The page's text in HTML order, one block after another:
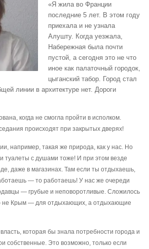
«Я жила во Франции
последние 5 лет. В этом году
приехала и не узнала
Алушту. Когда уезжала,
Набережная была почти
пустой, а сегодня это не что
иное как палаточный городок,
цыганский табор. Город стал
линии в архитектуре нет. Дороги
когда не смогла пройти в исполком.
происходят при закрытых дверях!
например, такая же природа, как у нас. Но
туалеты с душами тоже! И при этом везде
даже в магазинах. Там если ты отдыхаешь,
— то работаешь! У нас же очереди
— грубые и неповоротливые. Сложилось
не Крым — для отдыхающих, а отдыхающие
которая бы знала потребности города и
собственные. Это возможно, только если